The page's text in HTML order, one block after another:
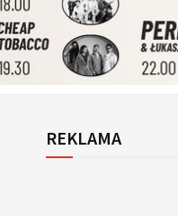
REKLAMA